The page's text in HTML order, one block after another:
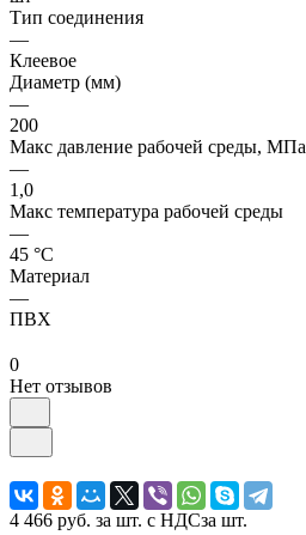
Тип соединения
—
Клеевое
Диаметр (мм)
—
200
Макс давление рабочей среды, МПа
—
1,0
Макс температура рабочей среды
—
45 °С
Материал
—
ПВХ
0
Нет отзывов
4 466 руб. за шт. с НДСза шт.